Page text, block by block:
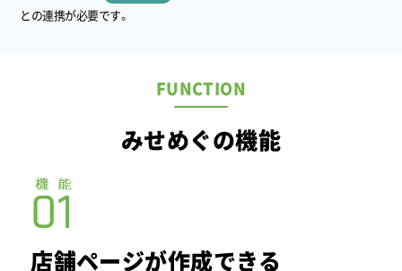
こころあ様のサービスがスタートしました。
ANGEAME様のサービスがスタートしました。
福祉タクシーくじら様のサービスがスタートしまし
た。
2025.11
こはく整体院様のサービスがスタートしました。
との連携が必要です。
FUNCTION
みせめぐの機能
店舗ページが作成できる